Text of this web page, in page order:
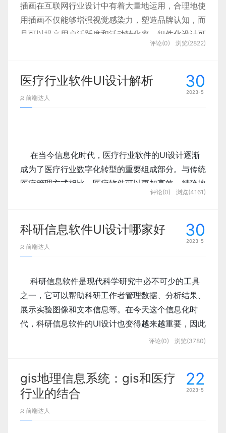
~~希望得到建议咨询、商务合作，也请与我们联
系。
插画在互联网行业设计中有着大量地运用，合理地使
用插画不仅能够增强视觉感染力，塑造品牌认知，而
且可以提高用户活跃度和活动转化率。组件化设计可
以解决插画风格不统一以及设计产出效率低，缺少情
评论(0) 浏览(2822)
30
2023-5
医疗行业软件UI设计解析
前端达人
成为了医疗行业数字化转型的重要组成部分。与传统
医疗管理方式相比，医疗软件可以更加高效、精确地
管理和处理各类医疗信息。因此，本文将以 医疗行
    在进行医疗行业软件UI设计时，我们需要遵循一
些基本原则，以确保设计出用户满意、易用、美观的
洁明了，以避免用户过多的学习成本。应尽可能
地减少功能按钮和控件的数量，并将其分组或分
类，以便于用户快速找到所需要的工具。
评论(0) 浏览(4161)
30
2023-5
科研信息软件UI设计哪家好
前端达人
之一，它可以帮助科研工作者管理数据、分析结果、
展示实验图像和文本信息等。在今天这个信息化时
代，科研信息软件的UI设计也变得越来越重要，因此
本文将以科研信息软件的UI设计为题，探讨如何设计
评论(0) 浏览(3780)
22
2023-5
gis地理信息系统：gis和医疗
行业的结合
前端达人